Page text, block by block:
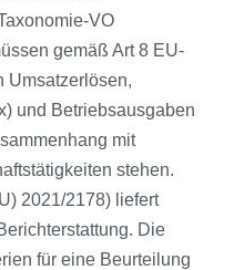
VO
gemäß Art 8 EU-
Umsatzerlösen,
und Betriebsausgaben
mit
stehen.
2021/2178) liefert
Die
für eine Beurteilung